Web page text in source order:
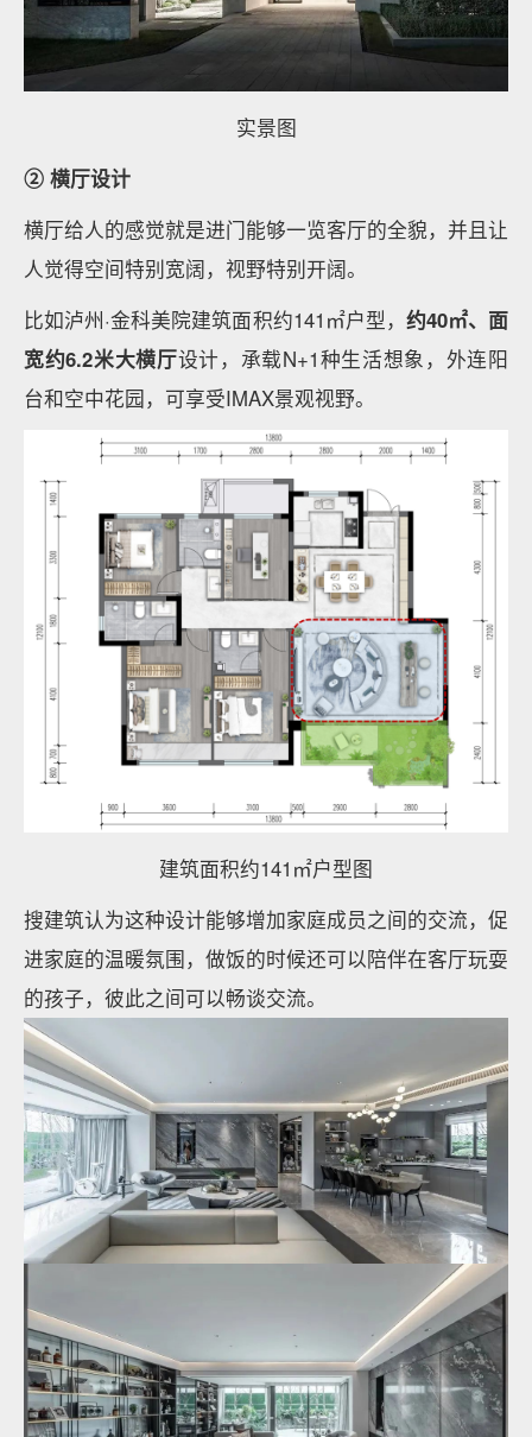
实景图
② 横厅设计
横厅给人的感觉就是进门能够一览客厅的全貌，并且让
人觉得空间特别宽阔，视野特别开阔。
比如泸州·金科美院建筑面积约141㎡户型， 约40㎡、面
宽约6.2米大横厅设计，承载N+1种生活想象，外连阳
台和空中花园，可享受IMAX景观视野。
建筑面积约141㎡户型图
搜建筑认为这种设计能够增加家庭成员之间的交流，促
进家庭的温暖氛围，做饭的时候还可以陪伴在客厅玩耍
的孩子，彼此之间可以畅谈交流。